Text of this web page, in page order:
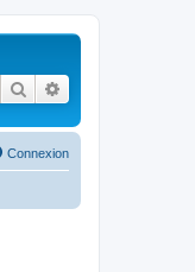
Rechercher
Connexion